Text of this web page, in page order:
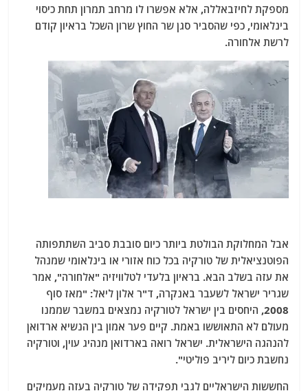
מספקת לחיזבאללה, אלא אפשרו לו מרחב תמרון תחת כיסוי
בינלאומי, כפי שהסביר סגן שר החוץ שרון השכל בראיון קודם
לרשת אלחורה.
אבל המחלוקת הבולטת ביותר כיום סובבת סביב השתתפותה
הפוטנציאלית של טורקיה בכל כוח אזורי או בינלאומי שמנהל
את עזה בשלב הבא. בראיון בלעדי לטלוויזיה "אלחורה", אמר
שגריר ישראל לשעבר באנקרה, ד"ר אלון ליאל: "מאז סוף
2008, היחסים בין ישראל לטורקיה נמצאים במשבר שממנו
מעולם לא התאוששו באמת. קיים פער אמון בין הנשיא ארדואן
להנהגה הישראלית. ישראל רואה בארדואן מנהיג עוין, וטורקיה
נחשבת כיום ליריב פוליטי".
החששות הישראליים לגבי תפקידה של טורקיה בעזה מעמיקים